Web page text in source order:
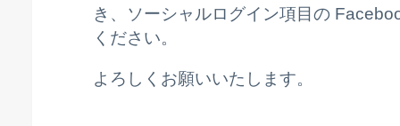
き、ソーシャルログイン項目の
ください。
よろしくお願いいたします。